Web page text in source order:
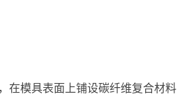
在模具表面上铺设碳纤维复合材料